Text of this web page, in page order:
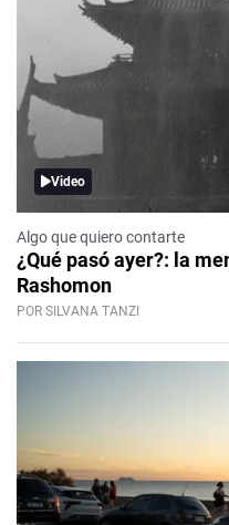
Video
Algo que quiero contarte
¿Qué pasó ayer?: la
Rashomon
POR SILVANA TANZI